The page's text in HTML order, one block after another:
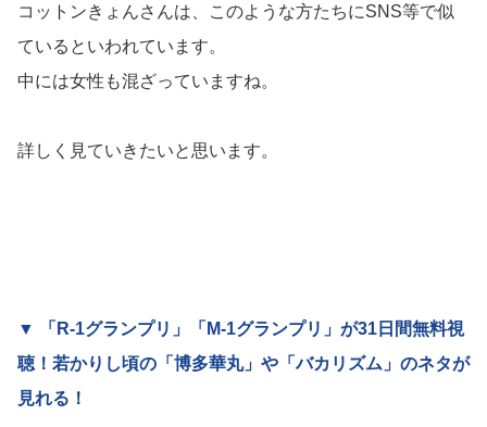
コットンきょんさんは、このような方たちにSNS等で似
ているといわれています。
中には女性も混ざっていますね。
詳しく見ていきたいと思います。
▼ 「R-1グランプリ」「M-1グランプリ」が31日間無料視
聴！若かりし頃の「博多華丸」や「バカリズム」のネタが
見れる！